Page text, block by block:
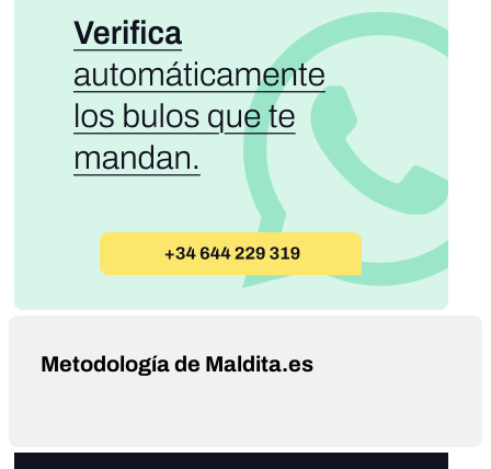
Metodología de Maldita.es